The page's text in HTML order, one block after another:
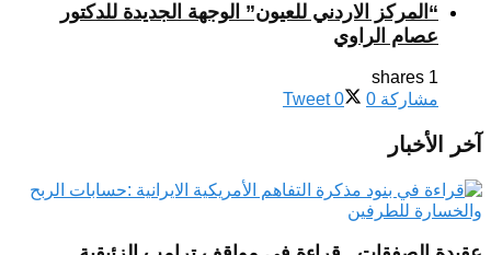
“المركز الاردني للعيون” الوجهة الجديدة للدكتور
عصام الراوي
1 shares
مشاركة 0
Tweet 0
آخر الأخبار